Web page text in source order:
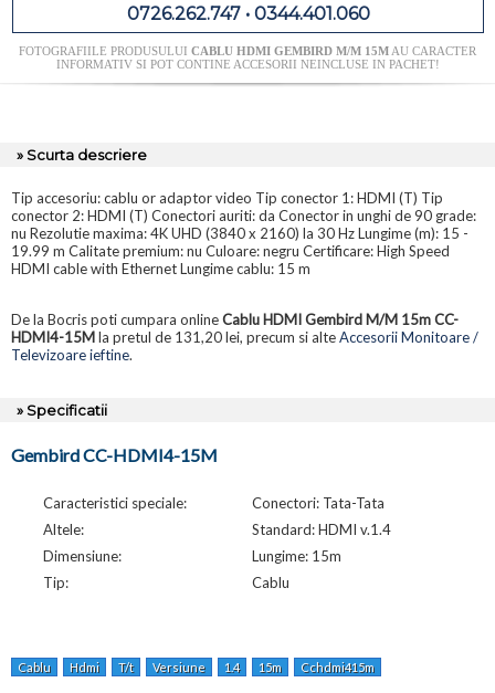
0726.262.747 • 0344.401.060
FOTOGRAFIILE PRODUSULUI CABLU HDMI GEMBIRD M/M 15MAU CARACTER
INFORMATIV SI POT CONTINE ACCESORII NEINCLUSE IN PACHET!
» Scurta descriere
Tip accesoriu: cablu or adaptor video Tip conector 1: HDMI (T) Tip
conector 2: HDMI (T) Conectori auriti: da Conector in unghi de 90 grade:
nu Rezolutie maxima: 4K UHD (3840 x 2160) la 30 Hz Lungime (m): 15 -
19.99 m Calitate premium: nu Culoare: negru Certificare: High Speed
HDMI cable with Ethernet Lungime cablu: 15 m
De la Bocris poti cumpara onlineCablu HDMI Gembird M/M 15m CC-
HDMI4-15Mla pretul de 131,20 lei, precum si alteAccesorii Monitoare /
Televizoare ieftine.
» Specificatii
Gembird CC-HDMI4-15M
Caracteristici speciale:
Conectori: Tata-Tata
Altele:
Standard: HDMI v.1.4
Dimensiune:
Lungime: 15m
Tip:
Cablu
Cablu Hdmi T/t Versiune 1.4 15m Cchdmi415m